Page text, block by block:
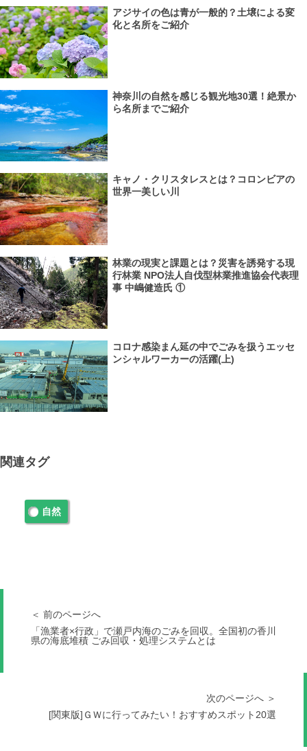
アジサイの色は青が一般的？土壌による変
化と名所をご紹介
神奈川の自然を感じる観光地30選！絶景か
ら名所までご紹介
キャノ・クリスタレスとは？コロンビアの
世界一美しい川
林業の現実と課題とは？災害を誘発する現
行林業 NPO法人自伐型林業推進協会代表理
事 中嶋健造氏 ①
コロナ感染まん延の中でごみを扱うエッセ
ンシャルワーカーの活躍(上)
関連タグ
自然
＜ 前のページへ
「漁業者×行政」で瀬戸内海のごみを回収。全国初の香川
県の海底堆積 ごみ回収・処理システムとは
次のページへ ＞
[関東版]ＧＷに行ってみたい！おすすめスポット20選